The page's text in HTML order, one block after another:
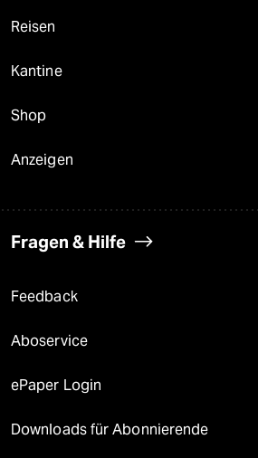
Reisen
Kantine
Shop
Anzeigen
Fragen & Hilfe
Feedback
Aboservice
ePaper Login
Downloads für Abonnierende